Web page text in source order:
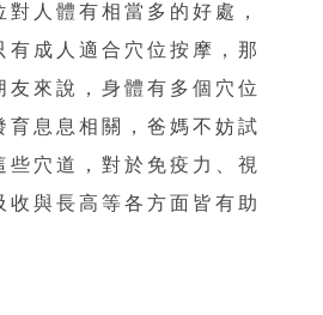
人體有相當多的好處，
有成人適合穴位按摩，那
友來說，身體有多個穴位
育息息相關，爸媽不妨試
些穴道，對於免疫力、視
收與長高等各方面皆有助